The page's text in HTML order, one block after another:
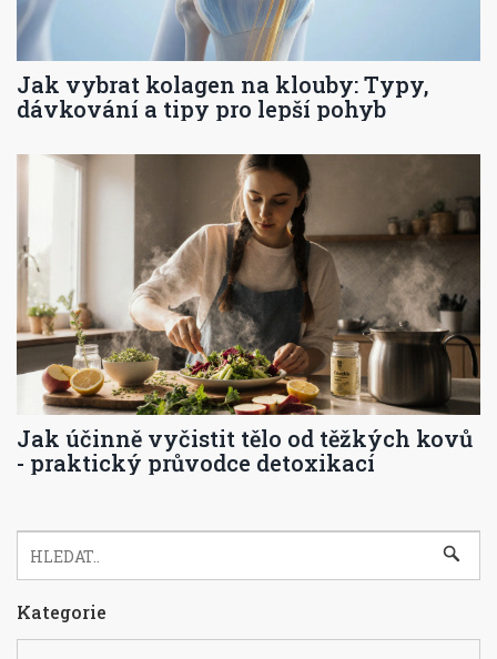
Jak vybrat kolagen na klouby: Typy,
dávkování a tipy pro lepší pohyb
Jak účinně vyčistit tělo od těžkých kovů
- praktický průvodce detoxikací
Kategorie